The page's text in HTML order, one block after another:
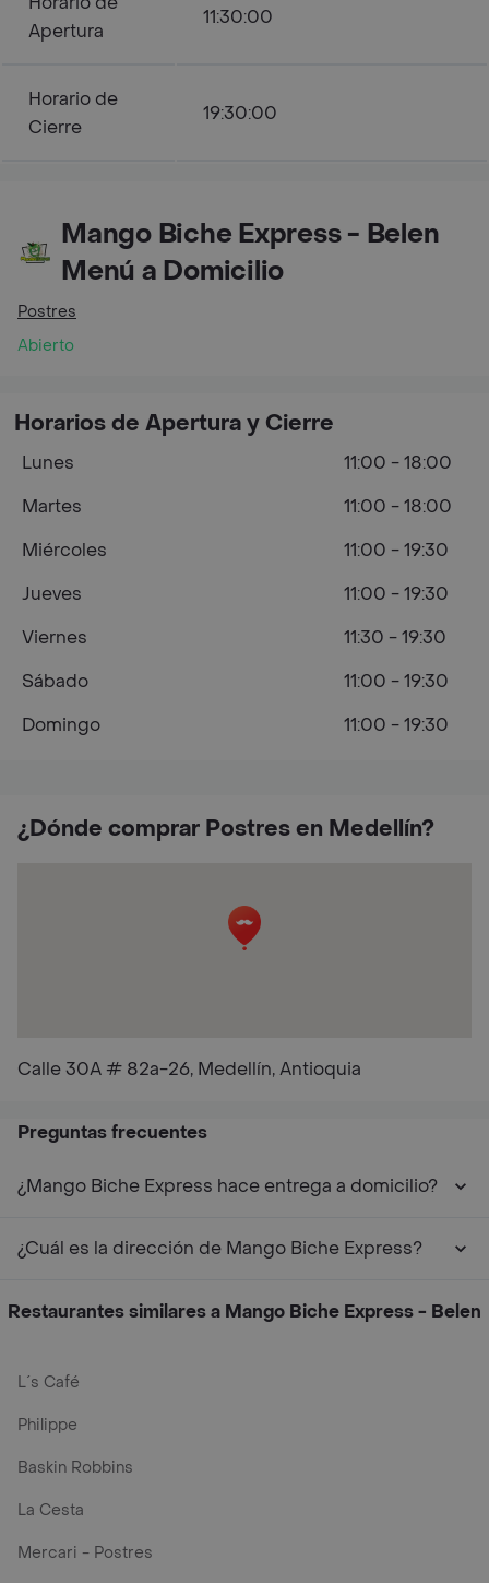
Apertura
11:30:00
Horario de
Cierre
19:30:00
Mango Biche Express - Belen
Menú a Domicilio
Postres
Abierto
¿Dónde comprar Postres en Medellín?
Calle 30A # 82a-26, Medellín, Antioquia
Horarios de Apertura y Cierre
Lunes
11:00 - 18:00
Martes
11:00 - 18:00
Miércoles
11:00 - 19:30
Jueves
11:00 - 19:30
Viernes
11:30 - 19:30
Sábado
11:00 - 19:30
Domingo
11:00 - 19:30
Preguntas frecuentes
¿Mango Biche Express hace entrega a domicilio?
¿Cuál es la dirección de Mango Biche Express?
Restaurantes similares a Mango Biche Express - Belen
L´s Café
Philippe
Baskin Robbins
La Cesta
Mercari - Postres